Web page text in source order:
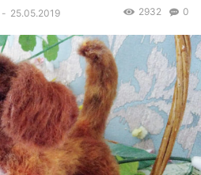
- 25.05.2019 0
2932